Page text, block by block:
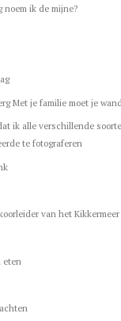
noem ik de mijne?
Met je familie moet je
ik alle verschillende
te fotograferen
van het Kikkermeer
eten